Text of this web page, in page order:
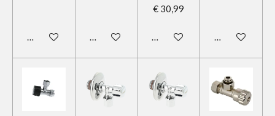
In winkelwagen In winkelwagen
€ 30,99
In winkelwagenIn